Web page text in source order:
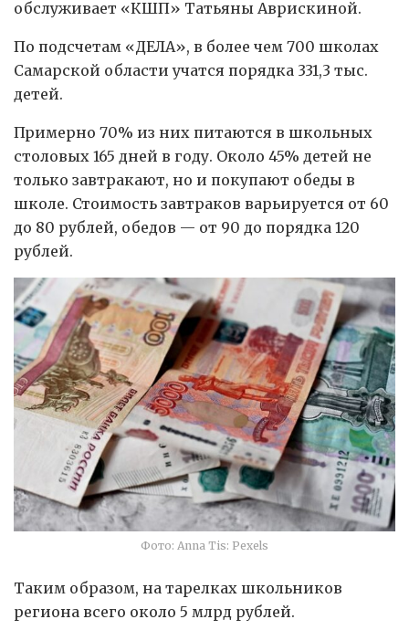
обслуживает «КШП» Татьяны Аврискиной.
По подсчетам «ДЕЛА», в более чем 700 школах
Самарской области учатся порядка 331,3 тыс.
детей.
Примерно 70% из них питаются в школьных
столовых 165 дней в году. Около 45% детей не
только завтракают, но и покупают обеды в
школе. Стоимость завтраков варьируется от 60
до 80 рублей, обедов — от 90 до порядка 120
рублей.
Фото: Anna Tis: Pexels
Таким образом, на тарелках школьников
региона всего около 5 млрд рублей.